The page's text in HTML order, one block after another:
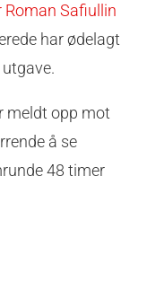
Safiullin
har ødelagt
meldt opp mot
å se
48 timer